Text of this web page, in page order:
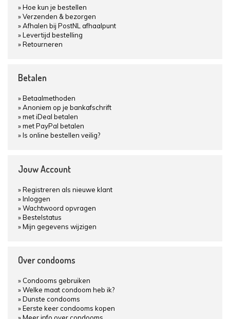
Hoe kun je bestellen
Verzenden & bezorgen
Afhalen bij PostNL afhaalpunt
Levertijd bestelling
Retourneren
Betalen
Betaalmethoden
Anoniem op je bankafschrift
met iDeal betalen
met PayPal betalen
Is online bestellen veilig?
Jouw Account
Registreren als nieuwe klant
Inloggen
Wachtwoord opvragen
Bestelstatus
Mijn gegevens wijzigen
Over condooms
Condooms gebruiken
Welke maat condoom heb ik?
Dunste condooms
Eerste keer condooms kopen